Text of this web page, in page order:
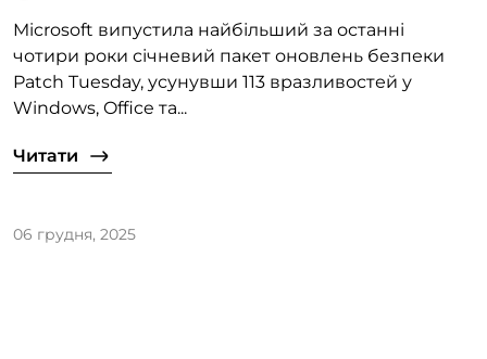
Microsoft випустила найбільший за останні
чотири роки січневий пакет оновлень безпеки
Patch Tuesday, усунувши 113 вразливостей у
Windows, Office та...
Читати
06 грудня, 2025